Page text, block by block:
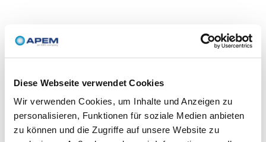
Diese Webseite verwendet Cookies
Wir verwenden Cookies, um Inhalte und Anzeigen zu
personalisieren, Funktionen für soziale Medien anbieten
zu können und die Zugriffe auf unsere Website zu